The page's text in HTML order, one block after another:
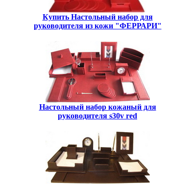
Купить Настольный набор для
руководителя из кожи "ФЕРРАРИ"
Настольный набор кожаный для
руководителя s30v red